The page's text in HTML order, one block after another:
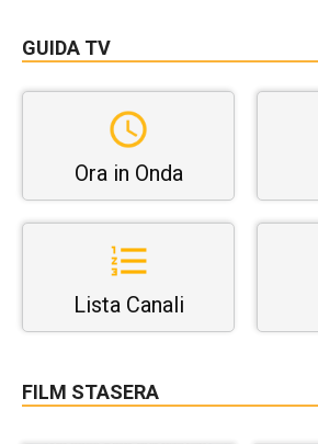
GUIDA TV
Ora in Onda
Lista Canali
FILM STASERA